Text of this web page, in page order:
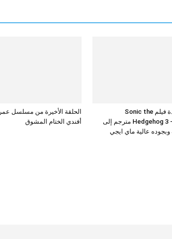
الحلقة الأخيرة من مسلسل عمر
أفندي الختام المشوق
مشاهدة فيلم Sonic the
Hedgehog 3 – 2024 مترجم إلى
وبجوده عالية ماي ايجي